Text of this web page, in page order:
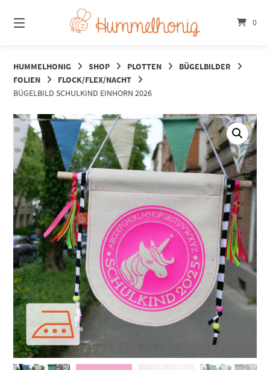
zum
Inhalt
0
HUMMELHONIG SHOP PLOTTEN
BÜGELBILDER
FOLIEN
FLOCK/FLEX/NACHT
BÜGELBILD SCHULKIND EINHORN 2026